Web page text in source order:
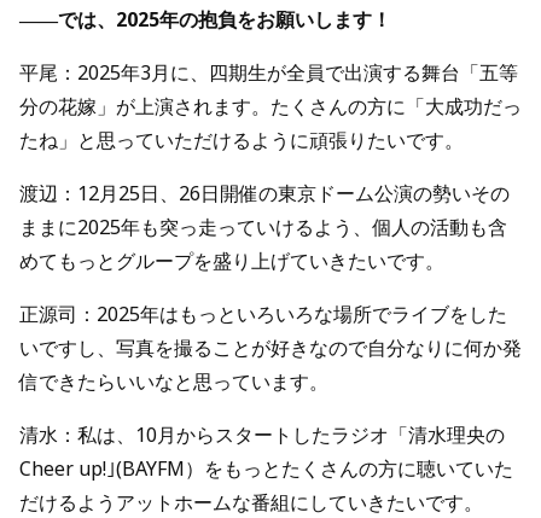
――では、2025年の抱負をお願いします！
平尾：2025年3月に、四期生が全員で出演する舞台「五等
分の花嫁」が上演されます。たくさんの方に「大成功だっ
たね」と思っていただけるように頑張りたいです。
渡辺：12月25日、26日開催の東京ドーム公演の勢いその
ままに2025年も突っ走っていけるよう、個人の活動も含
めてもっとグループを盛り上げていきたいです。
正源司：2025年はもっといろいろな場所でライブをした
いですし、写真を撮ることが好きなので自分なりに何か発
信できたらいいなと思っています。
清水：私は、10月からスタートしたラジオ「清水理央の
Cheer up!｣(BAYFM）をもっとたくさんの方に聴いていた
だけるようアットホームな番組にしていきたいです。